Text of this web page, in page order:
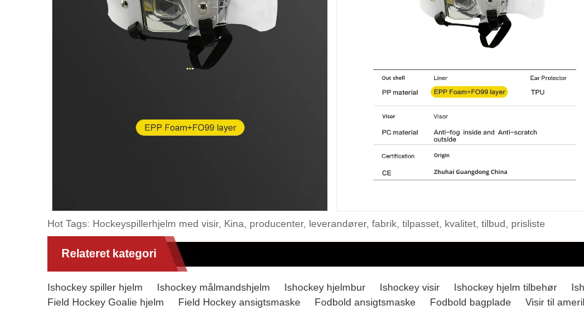
Hot Tags: Hockeyspillerhjelm med visir, Kina, producenter, leverandører, fabrik, tilpasset, kvalitet, tilbud, prisliste
Relateret kategori
Ishockey spiller hjelm Ishockey målmandshjelm Ishockey hjelmbur Ishockey visir Ishockey hjelm tilbehør
Field Hockey Goalie hjelm
Field Hockey ansigtsmaske Fodbold ansigtsmaske Fodbold bagplade Visir til